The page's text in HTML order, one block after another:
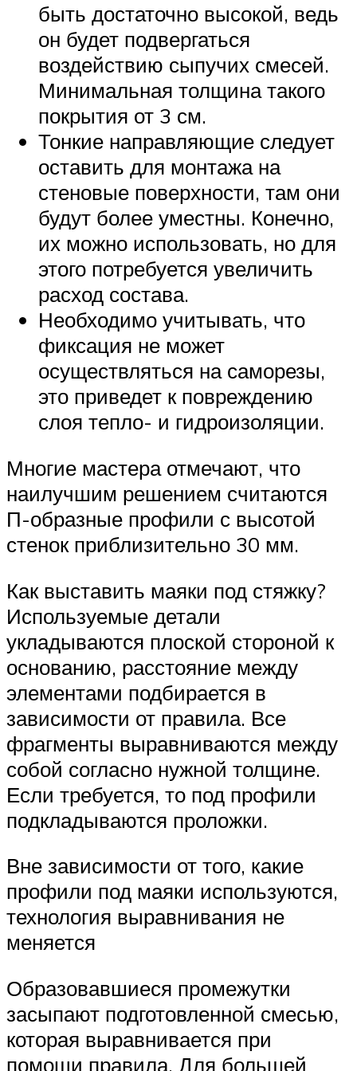
быть достаточно высокой, ведь
он будет подвергаться
воздействию сыпучих смесей.
Минимальная толщина такого
покрытия от 3 см.
Тонкие направляющие следует
оставить для монтажа на
стеновые поверхности, там они
будут более уместны. Конечно,
их можно использовать, но для
этого потребуется увеличить
расход состава.
Необходимо учитывать, что
фиксация не может
осуществляться на саморезы,
это приведет к повреждению
слоя тепло- и гидроизоляции.
Многие мастера отмечают, что
наилучшим решением считаются
П-образные профили с высотой
стенок приблизительно 30 мм.
Как выставить маяки под стяжку?
Используемые детали
укладываются плоской стороной к
основанию, расстояние между
элементами подбирается в
зависимости от правила. Все
фрагменты выравниваются между
собой согласно нужной толщине.
Если требуется, то под профили
подкладываются проложки.
Вне зависимости от того, какие
профили под маяки используются,
технология выравнивания не
меняется
Образовавшиеся промежутки
засыпают подготовленной смесью,
которая выравнивается при
помощи правила. Для большей